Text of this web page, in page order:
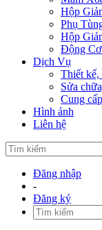
Hộp
Phụ
Hộp
Động
Dịch Vụ
Thiết kế,
Sửa
Cung
Hình ảnh
Liên hệ
Đăng nhập
-
Đăng ký